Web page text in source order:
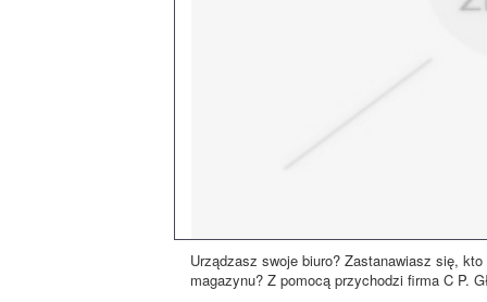
Urządzasz swoje biuro? Zastanawiasz się,
magazynu? Z pomocą przychodzi firma C P.